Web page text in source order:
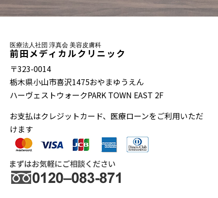
医療法人社団 淳真会 美容皮膚科
前田メディカルクリニック
〒323-0014
栃木県小山市喜沢1475おやまゆうえん
ハーヴェストウォークPARK TOWN EAST 2F
お支払はクレジットカード、医療ローンをご利用いただ
けます